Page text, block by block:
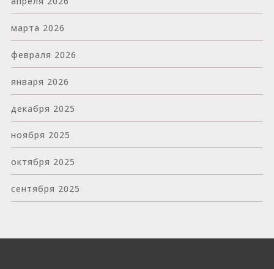
марта 2026
февраля 2026
января 2026
декабря 2025
ноября 2025
октября 2025
сентября 2025